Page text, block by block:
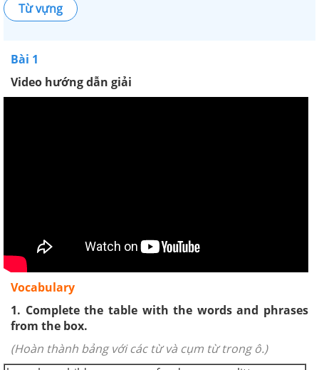
Từ vựng
Bài 1
Video hướng dẫn giải
Vocabulary
1. Complete the table with the words and phrases
from the box.
(Hoàn thành bảng với các từ và cụm từ trong ô.)